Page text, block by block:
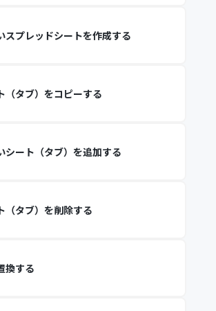
スプレッドシートを作成する
（タブ）をコピーする
シート（タブ）を追加する
（タブ）を削除する
換する